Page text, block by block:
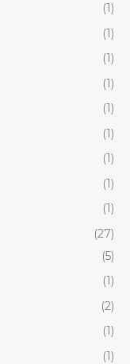
(1)
(1)
(1)
(1)
(1)
(1)
(1)
(1)
(1)
(27)
(5)
(1)
(2)
(1)
(1)